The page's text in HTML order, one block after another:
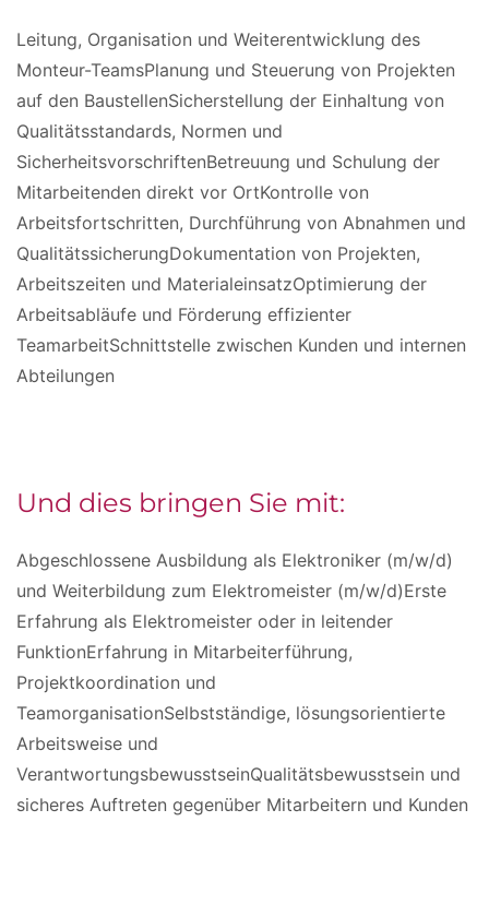
Leitung, Organisation und Weiterentwicklung des
Monteur-TeamsPlanung und Steuerung von Projekten
auf den BaustellenSicherstellung der Einhaltung von
Qualitätsstandards, Normen und
SicherheitsvorschriftenBetreuung und Schulung der
Mitarbeitenden direkt vor OrtKontrolle von
Arbeitsfortschritten, Durchführung von Abnahmen und
QualitätssicherungDokumentation von Projekten,
Arbeitszeiten und MaterialeinsatzOptimierung der
Arbeitsabläufe und Förderung effizienter
TeamarbeitSchnittstelle zwischen Kunden und internen
Abteilungen
Und dies bringen Sie mit:
Abgeschlossene Ausbildung als Elektroniker (m/w/d)
und Weiterbildung zum Elektromeister (m/w/d)Erste
Erfahrung als Elektromeister oder in leitender
FunktionErfahrung in Mitarbeiterführung,
Projektkoordination und
TeamorganisationSelbstständige, lösungsorientierte
Arbeitsweise und
VerantwortungsbewusstseinQualitätsbewusstsein und
sicheres Auftreten gegenüber Mitarbeitern und Kunden